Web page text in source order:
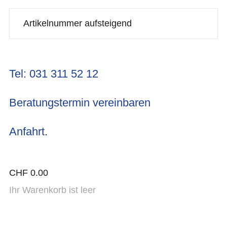
Tel: 031 311 52 12
Beratungstermin vereinbaren
Anfahrt.
CHF 0.00
Ihr Warenkorb ist leer